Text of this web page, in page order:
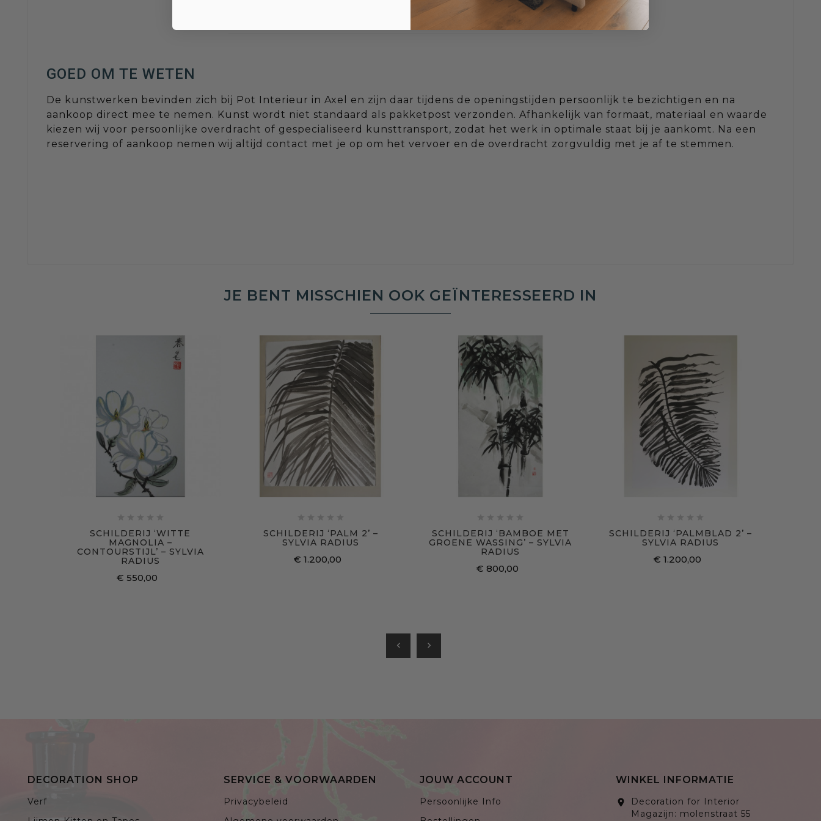
GOED OM TE WETEN
De kunstwerken bevinden zich bij Pot Interieur in Axel en zijn daar tijdens de openingstijden persoonlijk te bezichtigen en na
aankoop direct mee te nemen. Kunst wordt niet standaard als pakketpost verzonden. Afhankelijk van formaat, materiaal en waarde
kiezen wij voor persoonlijke overdracht of gespecialiseerd kunsttransport, zodat het werk in optimale staat bij je aankomt. Na een
reservering of aankoop nemen wij altijd contact met je op om het vervoer en de overdracht zorgvuldig met je af te stemmen.
JE BENT MISSCHIEN OOK GEÏNTERESSEERD IN
SCHILDERIJ ‘WITTE
MAGNOLIA –
CONTOURSTIJL’ – SYLVIA
RADIUS
€ 550,00
SCHILDERIJ ‘PALM 2’ –
SYLVIA RADIUS
€ 1.200,00
SCHILDERIJ ‘BAMBOE MET
GROENE WASSING’ – SYLVIA
RADIUS
€ 800,00
SCHILDERIJ ‘PALMBLAD 2’ –
SYLVIA RADIUS
€ 1.200,00
chevron_left chevron_right
DECORATION SHOP
Verf
SERVICE & VOORWAARDEN
Privacybeleid
JOUW ACCOUNT
Persoonlijke Info
WINKEL INFORMATIE
location_on
Decoration for Interior
Magazijn: molenstraat 55